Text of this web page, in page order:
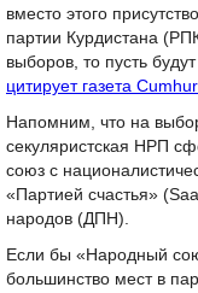
вместо этого
партии Курдистана
выборов, то пусть
цитирует газета
Напомним, что на
секуляристская НРП
союз с
«Партией счастья»
народов (ДПН).
Если бы «Народный
большинство мест в